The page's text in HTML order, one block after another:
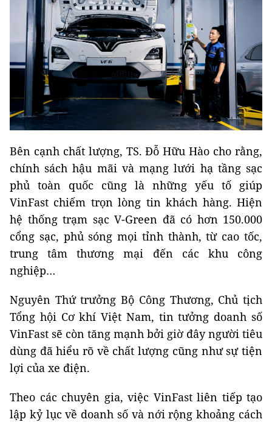
Bên cạnh chất lượng, TS. Đỗ Hữu Hào cho rằng,
chính sách hậu mãi và mạng lưới hạ tầng sạc
phủ toàn quốc cũng là những yếu tố giúp
VinFast chiếm trọn lòng tin khách hàng. Hiện
hệ thống trạm sạc V-Green đã có hơn 150.000
cổng sạc, phủ sóng mọi tỉnh thành, từ cao tốc,
trung tâm thương mại đến các khu công
nghiệp…
Nguyên Thứ trưởng Bộ Công Thương, Chủ tịch
Tổng hội Cơ khí Việt Nam, tin tưởng doanh số
VinFast sẽ còn tăng mạnh bởi giờ đây người tiêu
dùng đã hiểu rõ về chất lượng cũng như sự tiện
lợi của xe điện.
Theo các chuyên gia, việc VinFast liên tiếp tạo
lập kỷ lục về doanh số và nới rộng khoảng cách